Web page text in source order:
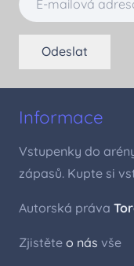
Odeslat
Informace
Vstupenky do
zápasů. Kupte si
Autorská práva
Zjistěte o nás vše